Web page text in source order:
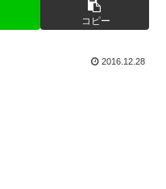
コピー
2016.12.28